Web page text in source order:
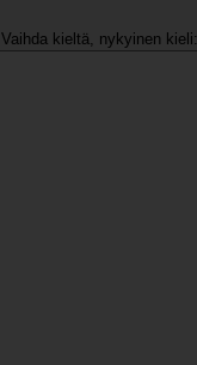
Vaihda kieltä, nykyinen kieli: